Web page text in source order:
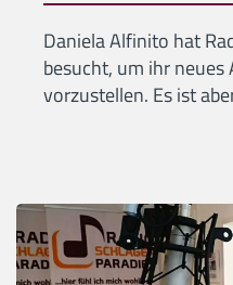
Daniela Alfinito hat
besucht, um ihr
vorzustellen. Es ist